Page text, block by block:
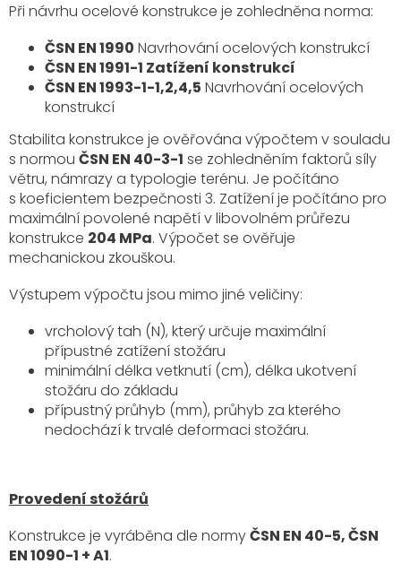
Při návrhu ocelové konstrukce je zohledněna norma:
ČSN EN 1990 Navrhování ocelových konstrukcí
ČSN EN 1991-1 Zatížení konstrukcí
ČSN EN 1993-1-1,2,4,5 Navrhování ocelových
konstrukcí
Stabilita konstrukce je ověřována výpočtem v souladu
s normou ČSN EN 40-3-1 se zohledněním faktorů síly
větru, námrazy a typologie terénu. Je počítáno
s koeficientem bezpečnosti 3. Zatížení je počítáno pro
maximální povolené napětí v libovolném průřezu
konstrukce 204 MPa. Výpočet se ověřuje
mechanickou zkouškou.
Výstupem výpočtu jsou mimo jiné veličiny:
vrcholový tah (N), který určuje maximální
přípustné zatížení stožáru
minimální délka vetknutí (cm), délka ukotvení
stožáru do základu
přípustný průhyb (mm), průhyb za kterého
nedochází k trvalé deformaci stožáru.
Provedení stožárů
Konstrukce je vyráběna dle normyČSN EN 40-5, ČSN
EN 1090-1 + A1.